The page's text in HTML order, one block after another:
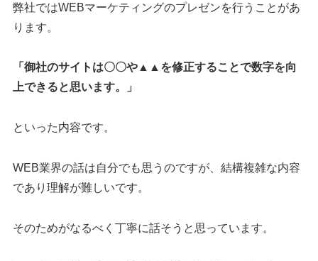
弊社ではWEBマーケティングのプレゼンを行うことがあ
ります。
「御社のサイトは〇〇や▲▲を修正することで数字を向
上できると思います。」
といった内容です。
WEB業界の話は自分でも思うのですが、結構複雑な内容
であり理解が難しいです。
そのためがなるべく丁寧に話そうと思っています。